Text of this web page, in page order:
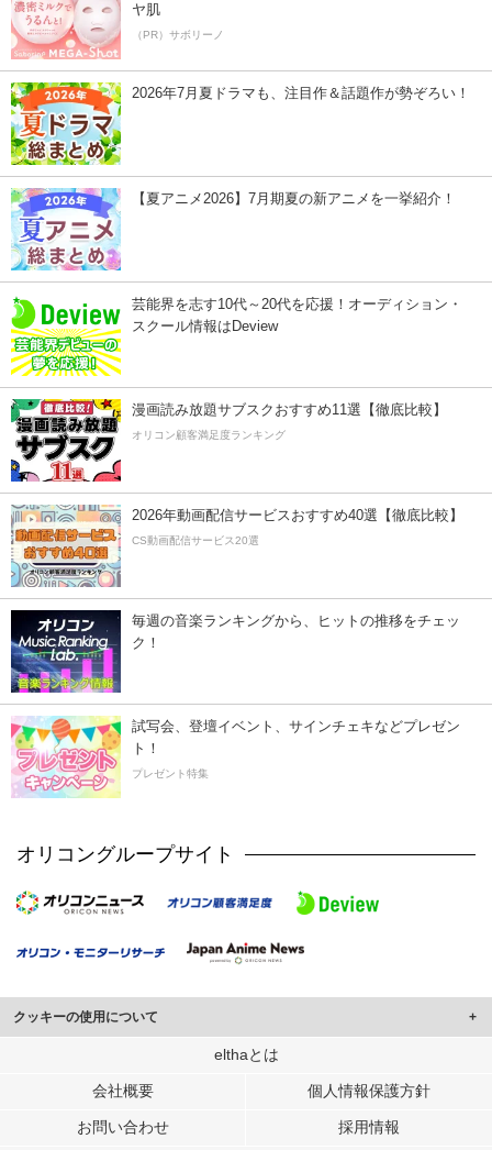
ヤ肌
（PR）サボリーノ
2026年7月夏ドラマも、注目作＆話題作が勢ぞろい！
【夏アニメ2026】7月期夏の新アニメを一挙紹介！
芸能界を志す10代～20代を応援！オーディション・
スクール情報はDeview
漫画読み放題サブスクおすすめ11選【徹底比較】
オリコン顧客満足度ランキング
2026年動画配信サービスおすすめ40選【徹底比較】
CS動画配信サービス20選
毎週の音楽ランキングから、ヒットの推移をチェッ
ク！
試写会、登壇イベント、サインチェキなどプレゼン
ト！
プレゼント特集
オリコングループサイト
クッキーの使用について
このサイトでは Cookie を使用して、ユーザーに合わせたコンテンツや広告の
行っています。
メディアや広告配信、データ解析の各パートナーに提供しています。
elthaとは
会社概要 個人情報保護方針
お問い合わせ
採用情報